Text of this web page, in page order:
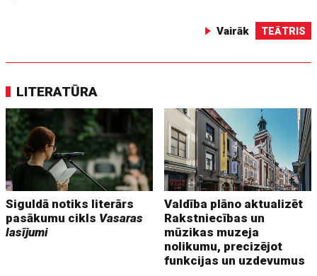
Vairāk TEĀTRIS
LITERATŪRA
Siguldā notiks literārs
pasākumu cikls Vasaras
lasījumi
Valdība plāno aktualizēt
Rakstniecības un
mūzikas muzeja
nolikumu, precizējot
funkcijas un uzdevumus